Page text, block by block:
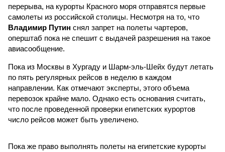
перерыва, на курорты Красного моря отправятся первые
самолеты из российской столицы. Несмотря на то, что
Владимир Путин снял запрет на полеты чартеров,
оперштаб пока не спешит с выдачей разрешения на такое
авиасообщение.
Пока из Москвы в Хургаду и Шарм-эль-Шейх будут летать
по пять регулярных рейсов в неделю в каждом
направлении. Как отмечают эксперты, этого объема
перевозок крайне мало. Однако есть основания считать,
что после проведенной проверки египетских курортов
число рейсов может быть увеличено.
Пока же право выполнять полеты на египетские курорты